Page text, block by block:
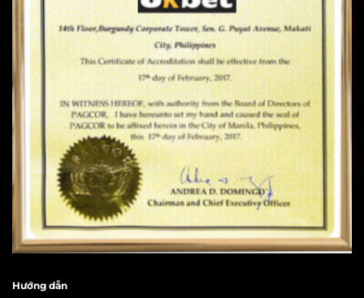
Hướng dẫn